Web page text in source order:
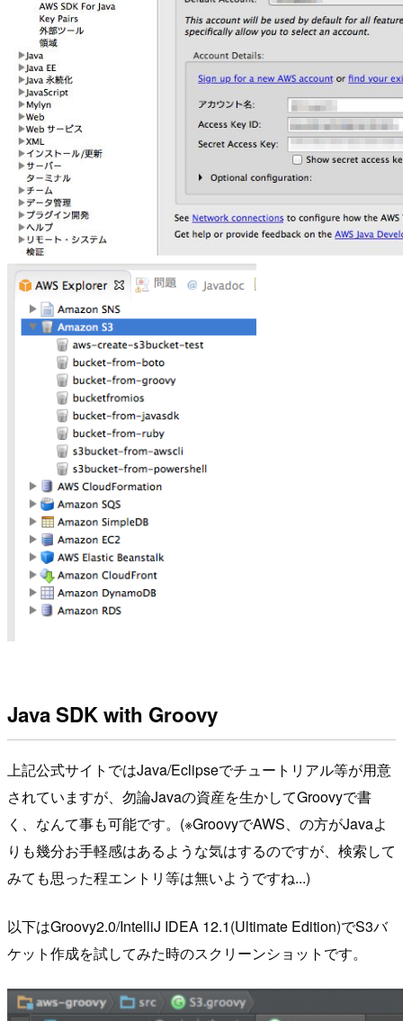
Java SDK with Groovy
上記公式サイトではJava/Eclipseでチュートリアル等が用意
されていますが、勿論Javaの資産を生かしてGroovyで書
く、なんて事も可能です。(※GroovyでAWS、の方がJavaよ
りも幾分お手軽感はあるような気はするのですが、検索して
みても思った程エントリ等は無いようですね...)
以下はGroovy2.0/IntelliJ IDEA 12.1(Ultimate Edition)でS3バ
ケット作成を試してみた時のスクリーンショットです。